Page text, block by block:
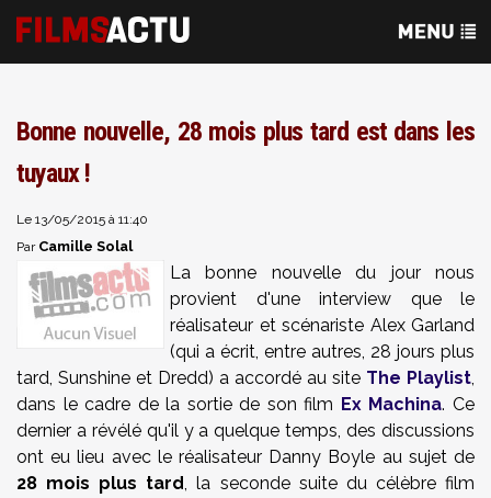
Bonne nouvelle, 28 mois plus tard est dans les
tuyaux !
Le 13/05/2015 à 11:40
Par Camille Solal
La bonne nouvelle du jour nous
provient d'une interview que le
réalisateur et scénariste Alex Garland
(qui a écrit, entre autres, 28 jours plus
tard, Sunshine et Dredd) a accordé au site The Playlist,
dans le cadre de la sortie de son film Ex Machina. Ce
dernier a révélé qu'il y a quelque temps, des discussions
ont eu lieu avec le réalisateur Danny Boyle au sujet de
28 mois plus tard, la seconde suite du célèbre film